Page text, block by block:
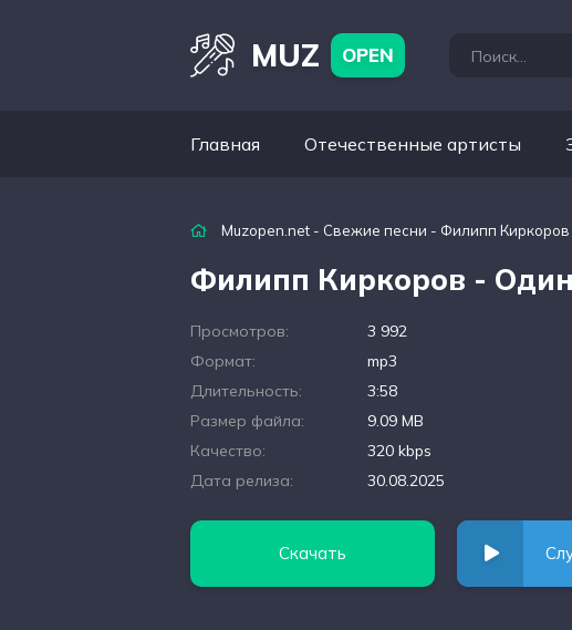
MUZ OPEN
Главная Отечественные артисты
Muzopen.net - Свежие песни - Филипп
Филипп Киркоров -
Просмотров:
3 992
Формат:
mp3
Длительность:
3:58
Размер файла:
9.09 MB
Качество:
320 kbps
Дата релиза:
30.08.2025
Скачать